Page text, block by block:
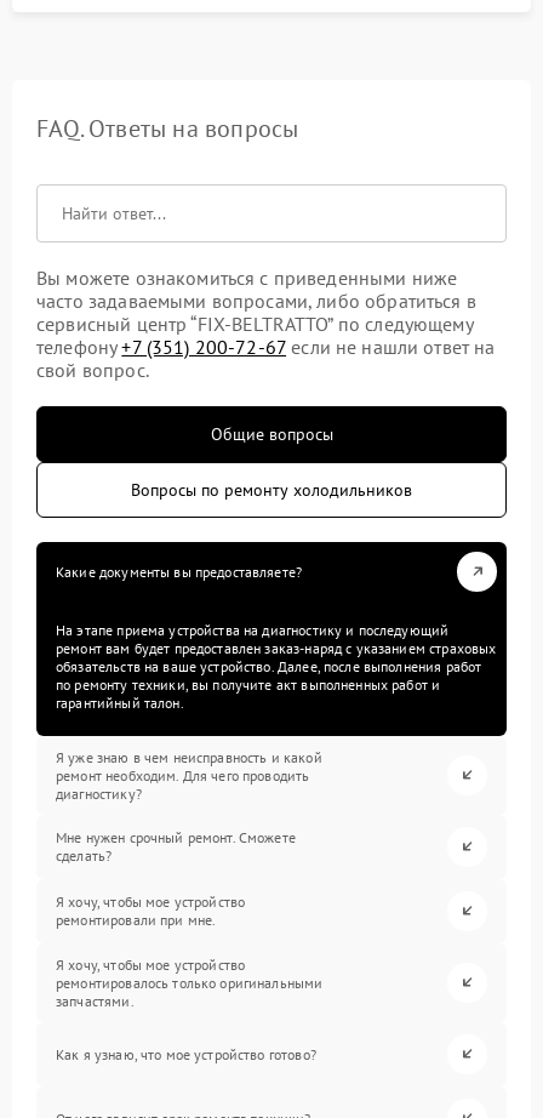
FAQ. Ответы на вопросы
Вы можете ознакомиться с приведенными ниже
часто задаваемыми вопросами, либо обратиться в
сервисный центр “FIX-BELTRATTO” по следующему
телефону+7 (351) 200-72-67 если не нашли ответ на
свой вопрос.
Общие вопросы
Вопросы по ремонту холодильников
Какие документы вы предоставляете?
На этапе приема устройства на диагностику и последующий
ремонт вам будет предоставлен заказ-наряд с указанием страховых
обязательств на ваше устройство. Далее, после выполнения работ
по ремонту техники, вы получите акт выполненных работ и
гарантийный талон.
Я уже знаю в чем неисправность и какой
ремонт необходим. Для чего проводить
диагностику?
Мне нужен срочный ремонт. Сможете
сделать?
Я хочу, чтобы мое устройство
ремонтировали при мне.
Я хочу, чтобы мое устройство
ремонтировалось только оригинальными
запчастями.
Как я узнаю, что мое устройство готово?